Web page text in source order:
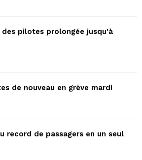
des pilotes prolongée jusqu'à
de nouveau en grève mardi
record de passagers en un seul